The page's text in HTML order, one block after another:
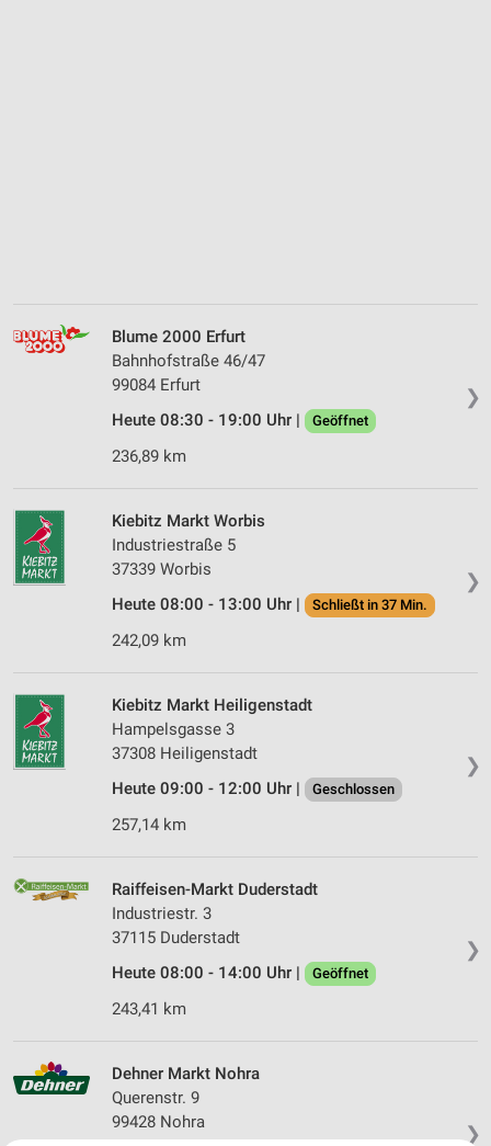
❯
Blume 2000 Erfurt
Bahnhofstraße 46/47
99084 Erfurt
Heute 08:30 - 19:00 Uhr |
Geöffnet
236,89 km
❯
Kiebitz Markt Worbis
Industriestraße 5
37339 Worbis
Heute 08:00 - 13:00 Uhr |
Schließt in 37 Min.
242,09 km
❯
Kiebitz Markt Heiligenstadt
Hampelsgasse 3
37308 Heiligenstadt
Heute 09:00 - 12:00 Uhr |
Geschlossen
257,14 km
❯
Raiffeisen-Markt Duderstadt
Industriestr. 3
37115 Duderstadt
Heute 08:00 - 14:00 Uhr |
Geöffnet
243,41 km
❯
Dehner Markt Nohra
Querenstr. 9
99428 Nohra